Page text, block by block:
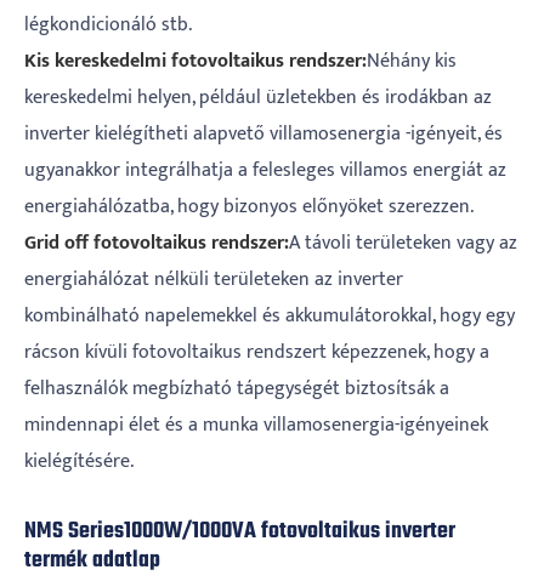
légkondicionáló stb.
Kis kereskedelmi fotovoltaikus rendszer:Néhány kis
kereskedelmi helyen, például üzletekben és irodákban az
inverter kielégítheti alapvető villamosenergia -igényeit, és
ugyanakkor integrálhatja a felesleges villamos energiát az
energiahálózatba, hogy bizonyos előnyöket szerezzen.
Grid off fotovoltaikus rendszer:A távoli területeken vagy az
energiahálózat nélküli területeken az inverter
kombinálható napelemekkel és akkumulátorokkal, hogy egy
rácson kívüli fotovoltaikus rendszert képezzenek, hogy a
felhasználók megbízható tápegységét biztosítsák a
mindennapi élet és a munka villamosenergia-igényeinek
kielégítésére.
NMS Series1000W/1000VA fotovoltaikus inverter
termék adatlap